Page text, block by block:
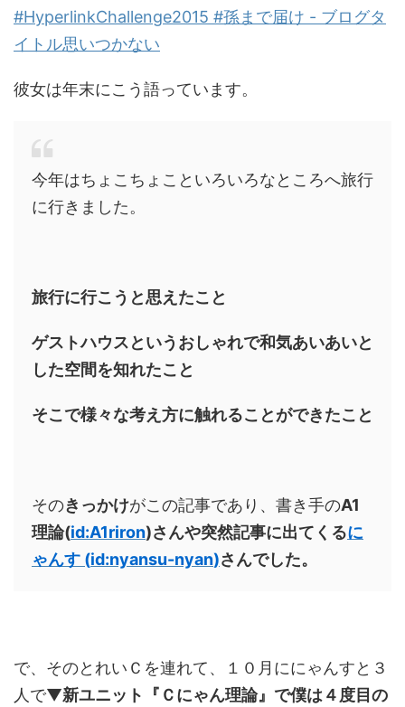
#HyperlinkChallenge2015 #孫まで届け - ブログタ
イトル思いつかない
彼女は年末にこう語っています。
今年はちょこちょこといろいろなところへ旅行
に行きました。
旅行に行こうと思えたこと
ゲストハウスというおしゃれで和気あいあいと
した空間を知れたこと
そこで様々な考え方に触れることができたこと
そのきっかけがこの記事であり、書き手のA1
理論(id:A1riron)さんや突然記事に出てくるに
ゃんす (id:nyansu-nyan)さんでした。
で、そのとれいＣを連れて、１０月ににゃんすと３
人で▼新ユニット『Ｃにゃん理論』で僕は４度目の